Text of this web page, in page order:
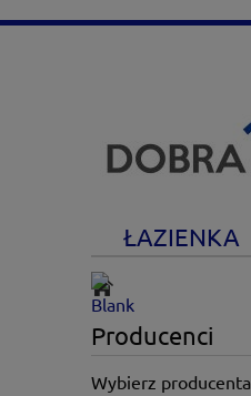
ŁAZIENKA
Producenci
Wybierz producenta